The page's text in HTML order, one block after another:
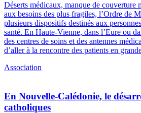
Déserts médicaux, manque de
aux besoins des plus fragiles, l’Ordre de
plusieurs dispositifs destinés aux
santé. En Haute-Vienne, dans l’Eure ou
des centres de soins et des antennes
d’aller à la rencontre des patients en
Association
En Nouvelle-Calédonie, le
catholiques